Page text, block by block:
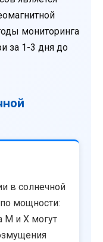
мониторинга
за 1-3 дня до
в солнечной
мощности:
M и X могут